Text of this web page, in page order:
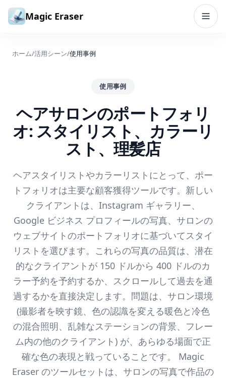
コンテンツへスキップ
Magic Eraser
ホーム/活用シーン/使用事例
使用事例
ヘアサロンのポートフォリ
オ: スタイリスト、カラーリ
スト、理髪店
ヘアスタイリストやカラーリストにとって、ポー
トフォリオは主要な顧客獲得ツールです。新しい
クライアントは、Instagram ギャラリー、
Google ビジネス プロフィールの写真、サロンの
ウェブサイトのポートフォリオに基づいてスタイ
リストを選びます。これらの写真の品質は、潜在
的なクライアントが 150 ドルから 400 ドルのカ
ラー予約を予約するか、スクロールして過去を通
過するかを直接決定します。問題は、サロン環境
(撮影者を映す鏡、色の認識を変える暖色と冷色
の混合照明、乱雑なステーションの背景、フレー
ム内の他のクライアント) が、あらゆる場面で正
確な色の表現と戦っていることです。 Magic
Eraser のツールセットは、サロンの写真で作品の